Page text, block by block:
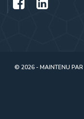
© 2026 - MAINTENU PAR